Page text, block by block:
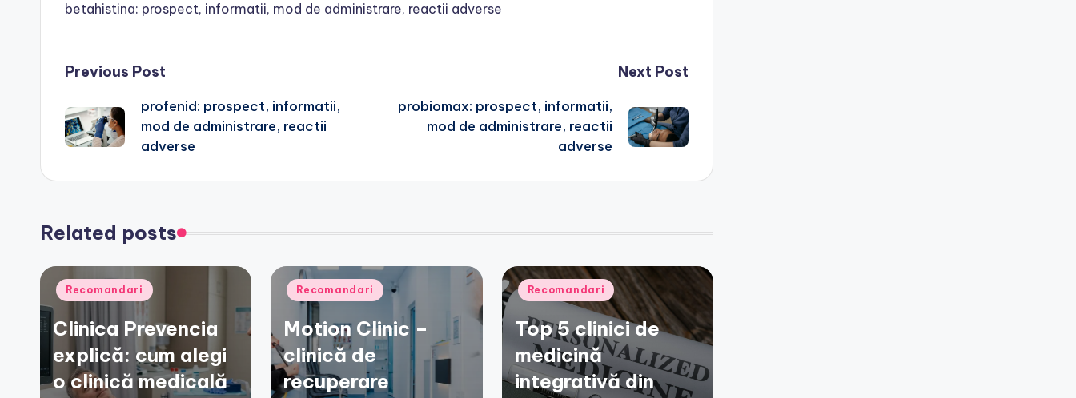
betahistina: prospect, informatii, mod de administrare, reactii adverse
Post
navigation
Previous Post
profenid: prospect, informatii,
mod de administrare, reactii
adverse
Next Post
probiomax: prospect, informatii,
mod de administrare, reactii
adverse
Related posts
Posted
in
Recomandari
Clinica Prevencia
explică: cum alegi
o clinică medicală
Posted
Recomandari
Motion Clinic –
clinică de
recuperare
Posted
Recomandari
Top 5 clinici de
medicină
integrativă din